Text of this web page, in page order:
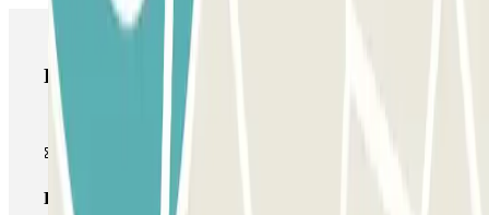
Productos de Parclick
Pase básico